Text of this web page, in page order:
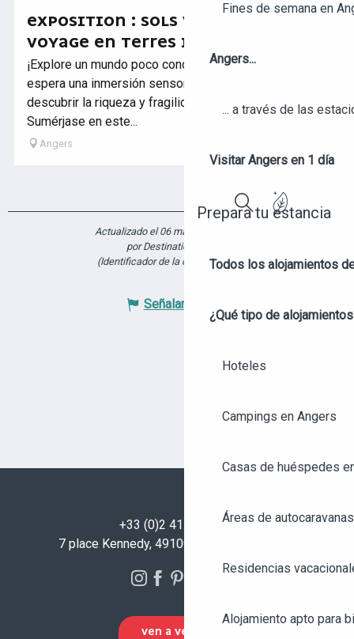
Fines de semana en
Angers...
... a través de las
Visitar Angers en 1 día
Prepara tu estancia
Todos los alojamientos
¿Qué tipo de
Hoteles
Campings en Angers
Casas de huéspedes
Áreas de autocaravanas
Residencias
Alojamiento apto para
Buscar
EXPOSITION : SOLS VIVANTS :
VOYAGE EN TERRES INCONNUES
¡Explore un mundo poco conocido bajo sus pies! Le
espera una inmersión sensorial e interactiva para
descubrir la riqueza y fragilidad de un universo vital.
Sumérjase en este...
Angers
Actualizado el 06 marzo 2025 a 08:37
por Destination Angers
(Identificador de la oferta :7225851)
Señalar un error
+33 (0)2 41 23 50 00
7 place Kennedy, 49100 Angers - FRANCIA
VEN A VERNOS